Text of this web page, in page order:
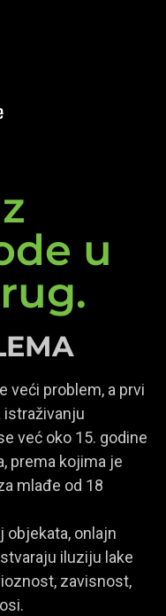
u
veći problem, a prvi
istraživanju
već oko 15. godine
prema kojima je
mlađe od 18
objekata, onlajn
iluziju lake
zavisnost,